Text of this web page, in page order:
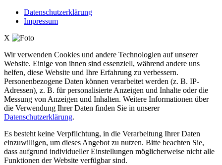
Datenschutzerklärung
Impressum
X
Wir verwenden Cookies und andere Technologien auf unserer
Website. Einige von ihnen sind essenziell, während andere uns
helfen, diese Website und Ihre Erfahrung zu verbessern.
Personenbezogene Daten können verarbeitet werden (z. B. IP-
Adressen), z. B. für personalisierte Anzeigen und Inhalte oder die
Messung von Anzeigen und Inhalten. Weitere Informationen über
die Verwendung Ihrer Daten finden Sie in unserer
Datenschutzerklärung.
Es besteht keine Verpflichtung, in die Verarbeitung Ihrer Daten
einzuwilligen, um dieses Angebot zu nutzen. Bitte beachten Sie,
dass aufgrund individueller Einstellungen möglicherweise nicht alle
Funktionen der Website verfügbar sind.